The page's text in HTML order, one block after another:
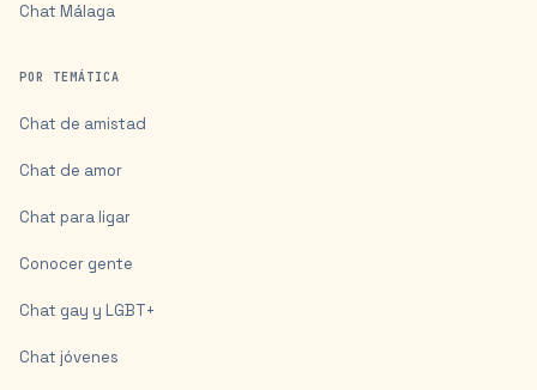
Chat Málaga
POR TEMÁTICA
Chat de amistad
Chat de amor
Chat para ligar
Conocer gente
Chat gay y LGBT+
Chat jóvenes